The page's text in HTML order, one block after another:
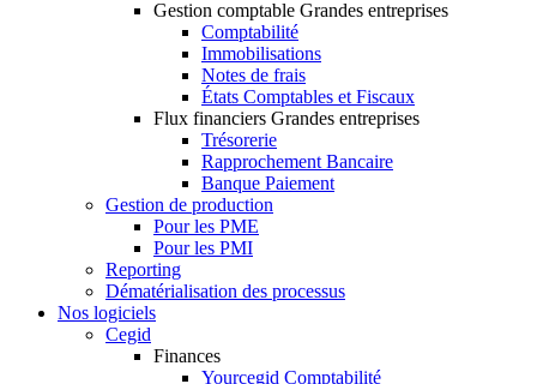
Gestion comptable Grandes entreprises
Comptabilité
Immobilisations
Notes de frais
États Comptables et Fiscaux
Flux financiers Grandes entreprises
Trésorerie
Rapprochement Bancaire
Banque Paiement
Gestion de production
Pour les PME
Pour les PMI
Reporting
Dématérialisation des processus
Nos logiciels
Cegid
Finances
Yourcegid Comptabilité